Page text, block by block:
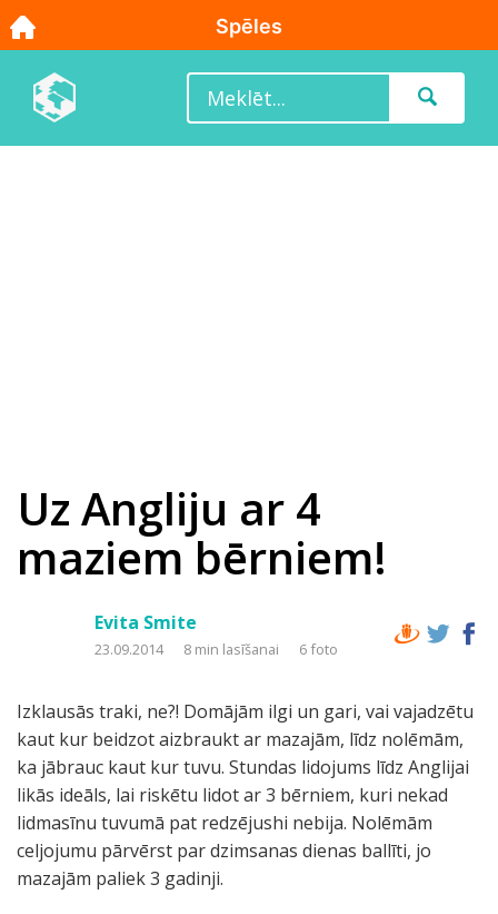
Uz Angliju ar 4
maziem bērniem!
Evita Smite
23.09.2014 8 min lasīšanai 6 foto
Izklausās traki, ne?! Domājām ilgi un gari, vai vajadzētu
kaut kur beidzot aizbraukt ar mazajām, līdz nolēmām,
ka jābrauc kaut kur tuvu. Stundas lidojums līdz Anglijai
likās ideāls, lai riskētu lidot ar 3 bērniem, kuri nekad
lidmasīnu tuvumā pat redzējushi nebija. Nolēmām
celjojumu pārvērst par dzimsanas dienas ballīti, jo
mazajām paliek 3 gadinji.